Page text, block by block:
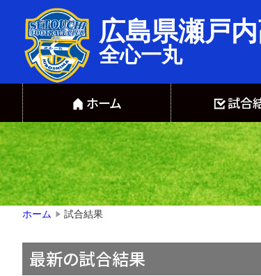
広島県瀬戸
全心一丸
ホーム 試合
ホーム ▶ 試合結果
最新の試合結果